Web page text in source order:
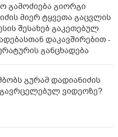
გამოძიება გიორგი
მიერ ტყვეთა გაცვლის
შესახებ გაკეთებულ
დაკავშირებით -
განცხადება
გურამ დადიანიძის
ვიდეოზე?